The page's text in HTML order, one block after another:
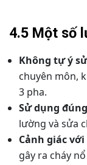
4.5 Một số
Không tự ý
chuyên môn,
3 pha.
Sử dụng
lường và sửa
Cảnh giác
gây ra cháy